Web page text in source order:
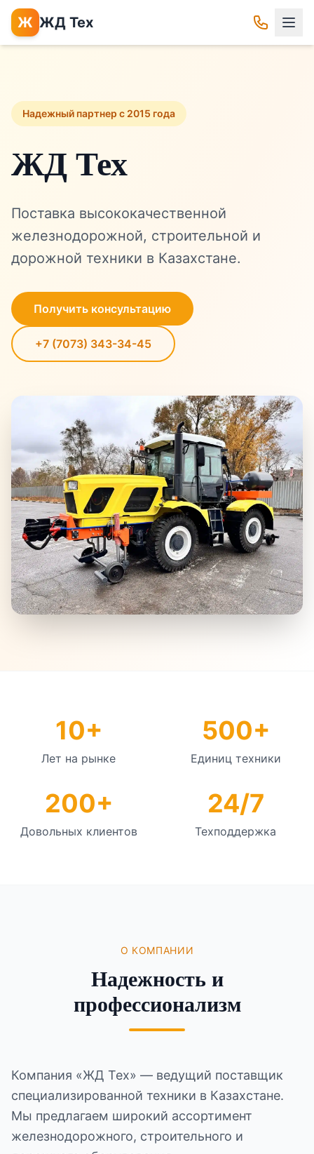
Ж ЖД Тех
Надежный партнер с 2015 года
ЖД Тех
Поставка высококачественной
железнодорожной, строительной и
дорожной техники в Казахстане.
Получить консультацию
+7 (7073) 343-34-45
10+
Лет на рынке
500+
Единиц техники
200+
Довольных клиентов
24/7
Техподдержка
О КОМПАНИИ
Надежность и
профессионализм
Компания «ЖД Тех» — ведущий поставщик
специализированной техники в Казахстане.
Мы предлагаем широкий ассортимент
железнодорожного, строительного и